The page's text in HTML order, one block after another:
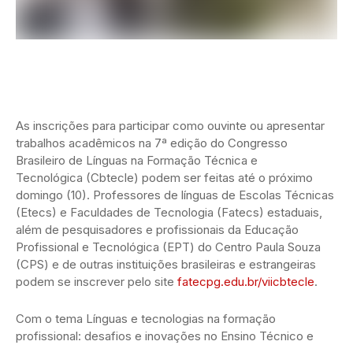
As inscrições para participar como ouvinte ou apresentar
trabalhos acadêmicos na 7ª edição do Congresso
Brasileiro de Línguas na Formação Técnica e
Tecnológica (Cbtecle) podem ser feitas até o próximo
domingo (10). Professores de línguas de Escolas Técnicas
(Etecs) e Faculdades de Tecnologia (Fatecs) estaduais,
além de pesquisadores e profissionais da Educação
Profissional e Tecnológica (EPT) do Centro Paula Souza
(CPS) e de outras instituições brasileiras e estrangeiras
podem se inscrever pelo site fatecpg.edu.br/viicbtecle.
Com o tema Línguas e tecnologias na formação
profissional: desafios e inovações no Ensino Técnico e